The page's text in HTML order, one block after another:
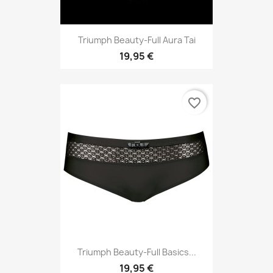
Triumph Beauty-Full Aura Tai
19,95 €
Triumph Beauty-Full Basics...
19,95 €
favorite_border